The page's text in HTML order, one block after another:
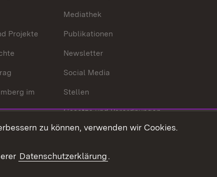
Projekte
im
Welt
Mediathek
Publikationen
Newsletter
Social Media
Stellen
Gesetze und Verordnungen
Gesetzblatt
zu können, verwenden wir Cookies.
Datenschutzerklärung.